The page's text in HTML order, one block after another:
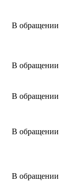
В обращении
В обращении
В обращении
В обращении
В обращении